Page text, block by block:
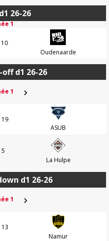
d1 26-26
1
10
Oudenaarde
d1 26-26
1 ›
19
ASUB
La Hulpe
d1 26-26
1 ›
13
Namur